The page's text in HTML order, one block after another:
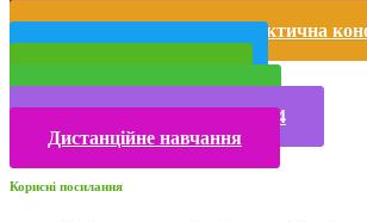
Міжнародна науково-практична
Конкурси та олімпіади 2024
Дистанційне навчання
Корисні посилання